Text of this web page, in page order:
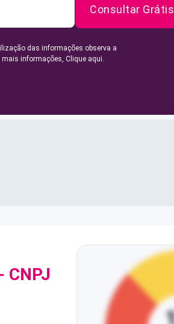
Consultar Grátis
das informações observa a
mais informações, Clique aqui.
CNPJ